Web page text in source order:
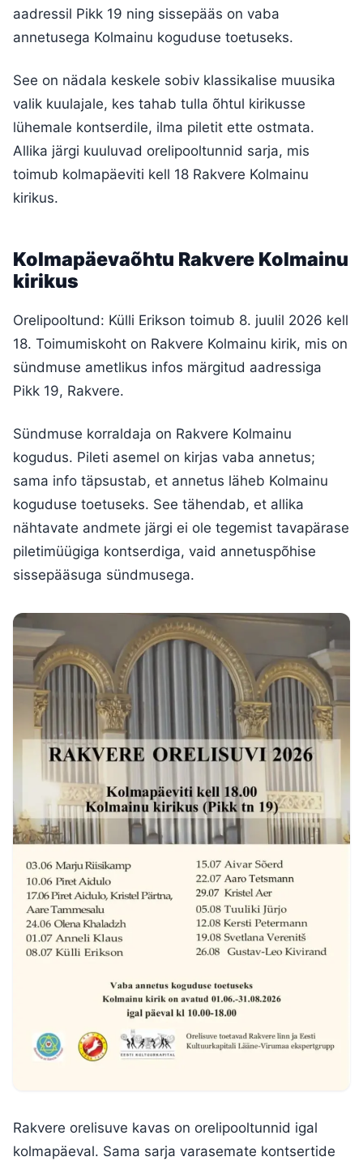
aadressil Pikk 19 ning sissepääs on vaba
annetusega Kolmainu koguduse toetuseks.
See on nädala keskele sobiv klassikalise muusika
valik kuulajale, kes tahab tulla õhtul kirikusse
lühemale kontserdile, ilma piletit ette ostmata.
Allika järgi kuuluvad orelipooltunnid sarja, mis
toimub kolmapäeviti kell 18 Rakvere Kolmainu
kirikus.
Kolmapäevaõhtu Rakvere Kolmainu
kirikus
Orelipooltund: Külli Erikson toimub 8. juulil 2026 kell
18. Toimumiskoht on Rakvere Kolmainu kirik, mis on
sündmuse ametlikus infos märgitud aadressiga
Pikk 19, Rakvere.
Sündmuse korraldaja on Rakvere Kolmainu
kogudus. Pileti asemel on kirjas vaba annetus;
sama info täpsustab, et annetus läheb Kolmainu
koguduse toetuseks. See tähendab, et allika
nähtavate andmete järgi ei ole tegemist tavapärase
piletimüügiga kontserdiga, vaid annetuspõhise
sissepääsuga sündmusega.
Rakvere orelisuve kavas on orelipooltunnid igal
kolmapäeval. Sama sarja varasemate kontsertide